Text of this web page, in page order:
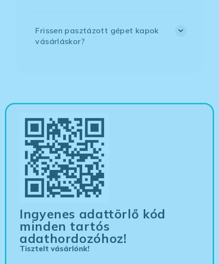
Frissen pasztázott gépet kapok
vásárláskor?
Ingyenes adattörlő kód
minden tartós
adathordozóhoz!
Tisztelt vásárlónk!